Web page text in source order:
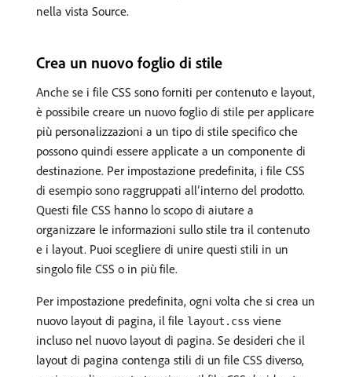
nella vista Source.
Crea un nuovo foglio di stile
Anche se i file CSS sono forniti per contenuto e layout,
è possibile creare un nuovo foglio di stile per applicare
più personalizzazioni a un tipo di stile specifico che
possono quindi essere applicate a un componente di
destinazione. Per impostazione predefinita, i file CSS
di esempio sono raggruppati all’interno del prodotto.
Questi file CSS hanno lo scopo di aiutare a
organizzare le informazioni sullo stile tra il contenuto
e i layout. Puoi scegliere di unire questi stili in un
singolo file CSS o in più file.
Per impostazione predefinita, ogni volta che si crea un
nuovo layout di pagina, il file layout.css viene
incluso nel nuovo layout di pagina. Se desideri che il
layout di pagina contenga stili di un file CSS diverso,